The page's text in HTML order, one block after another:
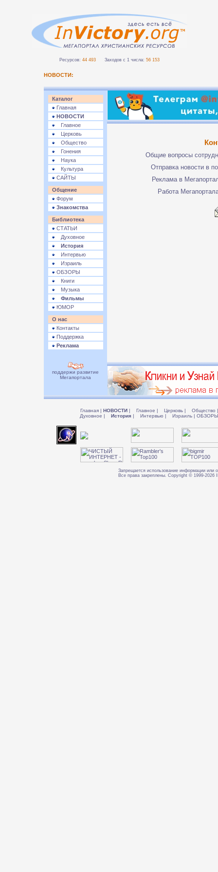
Ресурсов: 44 493 Заходов с 1 числа: 56 153
НОВОСТИ:
Каталог
Главная
НОВОСТИ
Главное
Церковь
Общество
Гонения
Наука
Культура
САЙТЫ
Общение
Форум
Знакомства
Библиотека
СТАТЬИ
Духовное
История
Интервью
Израиль
ОБЗОРЫ
Книги
Музыка
Фильмы
ЮМОР
О нас
Контакты
Поддержка
Реклама
Общие вопросы
Отправка новости в
Реклама в
Работа
поддержи развитие
Мегапортала
Главная | НОВОСТИ | Главное | Церковь | Общество |
Духовное | История | Интервью | Израиль |
Запрещается использование информации или
Все права закреплены. Copyright © 1999-